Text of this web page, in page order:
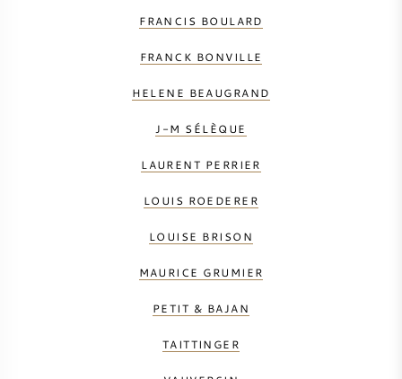
FRANCIS BOULARD
FRANCK BONVILLE
HELENE BEAUGRAND
J-M SÉLÈQUE
LAURENT PERRIER
LOUIS ROEDERER
LOUISE BRISON
MAURICE GRUMIER
PETIT & BAJAN
TAITTINGER